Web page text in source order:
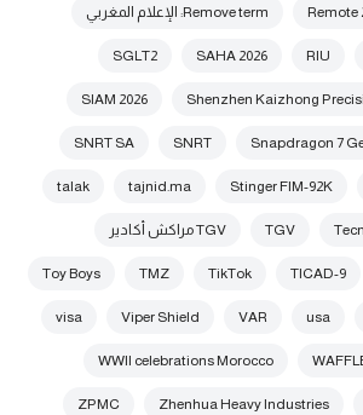
Remote Remove term: الإعلام المغربي
RIU
SAHA 2026
SGLT2
Shenzhen Kaizhong
SIAM 2026
Snapdragon 7
SNRT
SNRT SA
Stinger FIM-92K
tajnid.ma
talak
TGV TGV مراكش أكادير
TICAD-9
TikTok
TMZ
Toy Boys
usa
VAR
Viper Shield
visa
WWII celebrations Morocco
Zhenhua Heavy Industries
ZPMC